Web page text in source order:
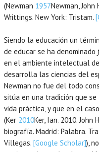
(Newman 1957Newman,John
Writtings. New York: Tristam.
Siendo la educación un
de educar se ha denominado
en el ambiente intelectual
desarrolla las ciencias del
Newman no fue del todo
sitúa en una tradición que
vida práctica, y que en el
(Ker 2010Ker, Ian. 2010. John
biografía. Madrid: Palabra.
Villegas. [Google Scholar]),